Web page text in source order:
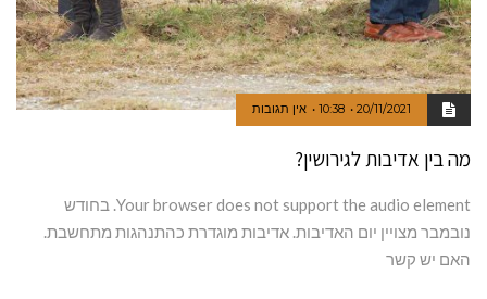
20/11/2021
10:38 אין תגובות
מה בין אדיבות לגירושין?
Your browser does not support the audio element. בחודש
נובמבר מצויין יום האדיבות. אדיבות מוגדרת כהתנהגות מתחשבת.
האם יש קשר